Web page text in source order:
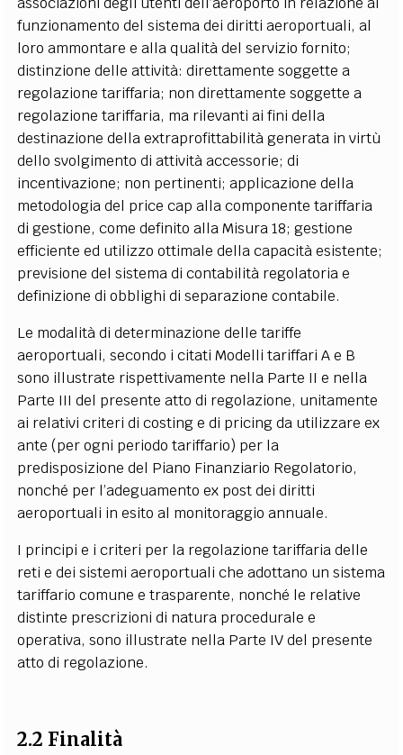
funzionamento del sistema dei diritti aeroportuali, al
loro ammontare e alla qualità del servizio fornito;
distinzione delle attività: direttamente soggette a
regolazione tariffaria; non direttamente soggette a
regolazione tariffaria, ma rilevanti ai fini della
destinazione della extraprofittabilità generata in virtù
dello svolgimento di attività accessorie; di
incentivazione; non pertinenti; applicazione della
metodologia del price cap alla componente tariffaria
di gestione, come definito alla Misura 18; gestione
efficiente ed utilizzo ottimale della capacità esistente;
previsione del sistema di contabilità regolatoria e
definizione di obblighi di separazione contabile.
Le modalità di determinazione delle tariffe
aeroportuali, secondo i citati Modelli tariffari A e B
sono illustrate rispettivamente nella Parte II e nella
Parte III del presente atto di regolazione, unitamente
ai relativi criteri di costing e di pricing da utilizzare ex
ante (per ogni periodo tariffario) per la
predisposizione del Piano Finanziario Regolatorio,
nonché per l’adeguamento ex post dei diritti
aeroportuali in esito al monitoraggio annuale.
I principi e i criteri per la regolazione tariffaria delle
reti e dei sistemi aeroportuali che adottano un sistema
tariffario comune e trasparente, nonché le relative
distinte prescrizioni di natura procedurale e
operativa, sono illustrate nella Parte IV del presente
atto di regolazione.
2.2 Finalità